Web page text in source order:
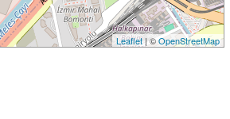
Leaflet| ©OpenStreetMap